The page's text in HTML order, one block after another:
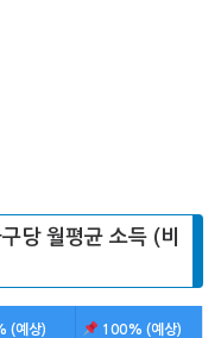
당 월평균 소득 (비
(예상) 100% (예상)